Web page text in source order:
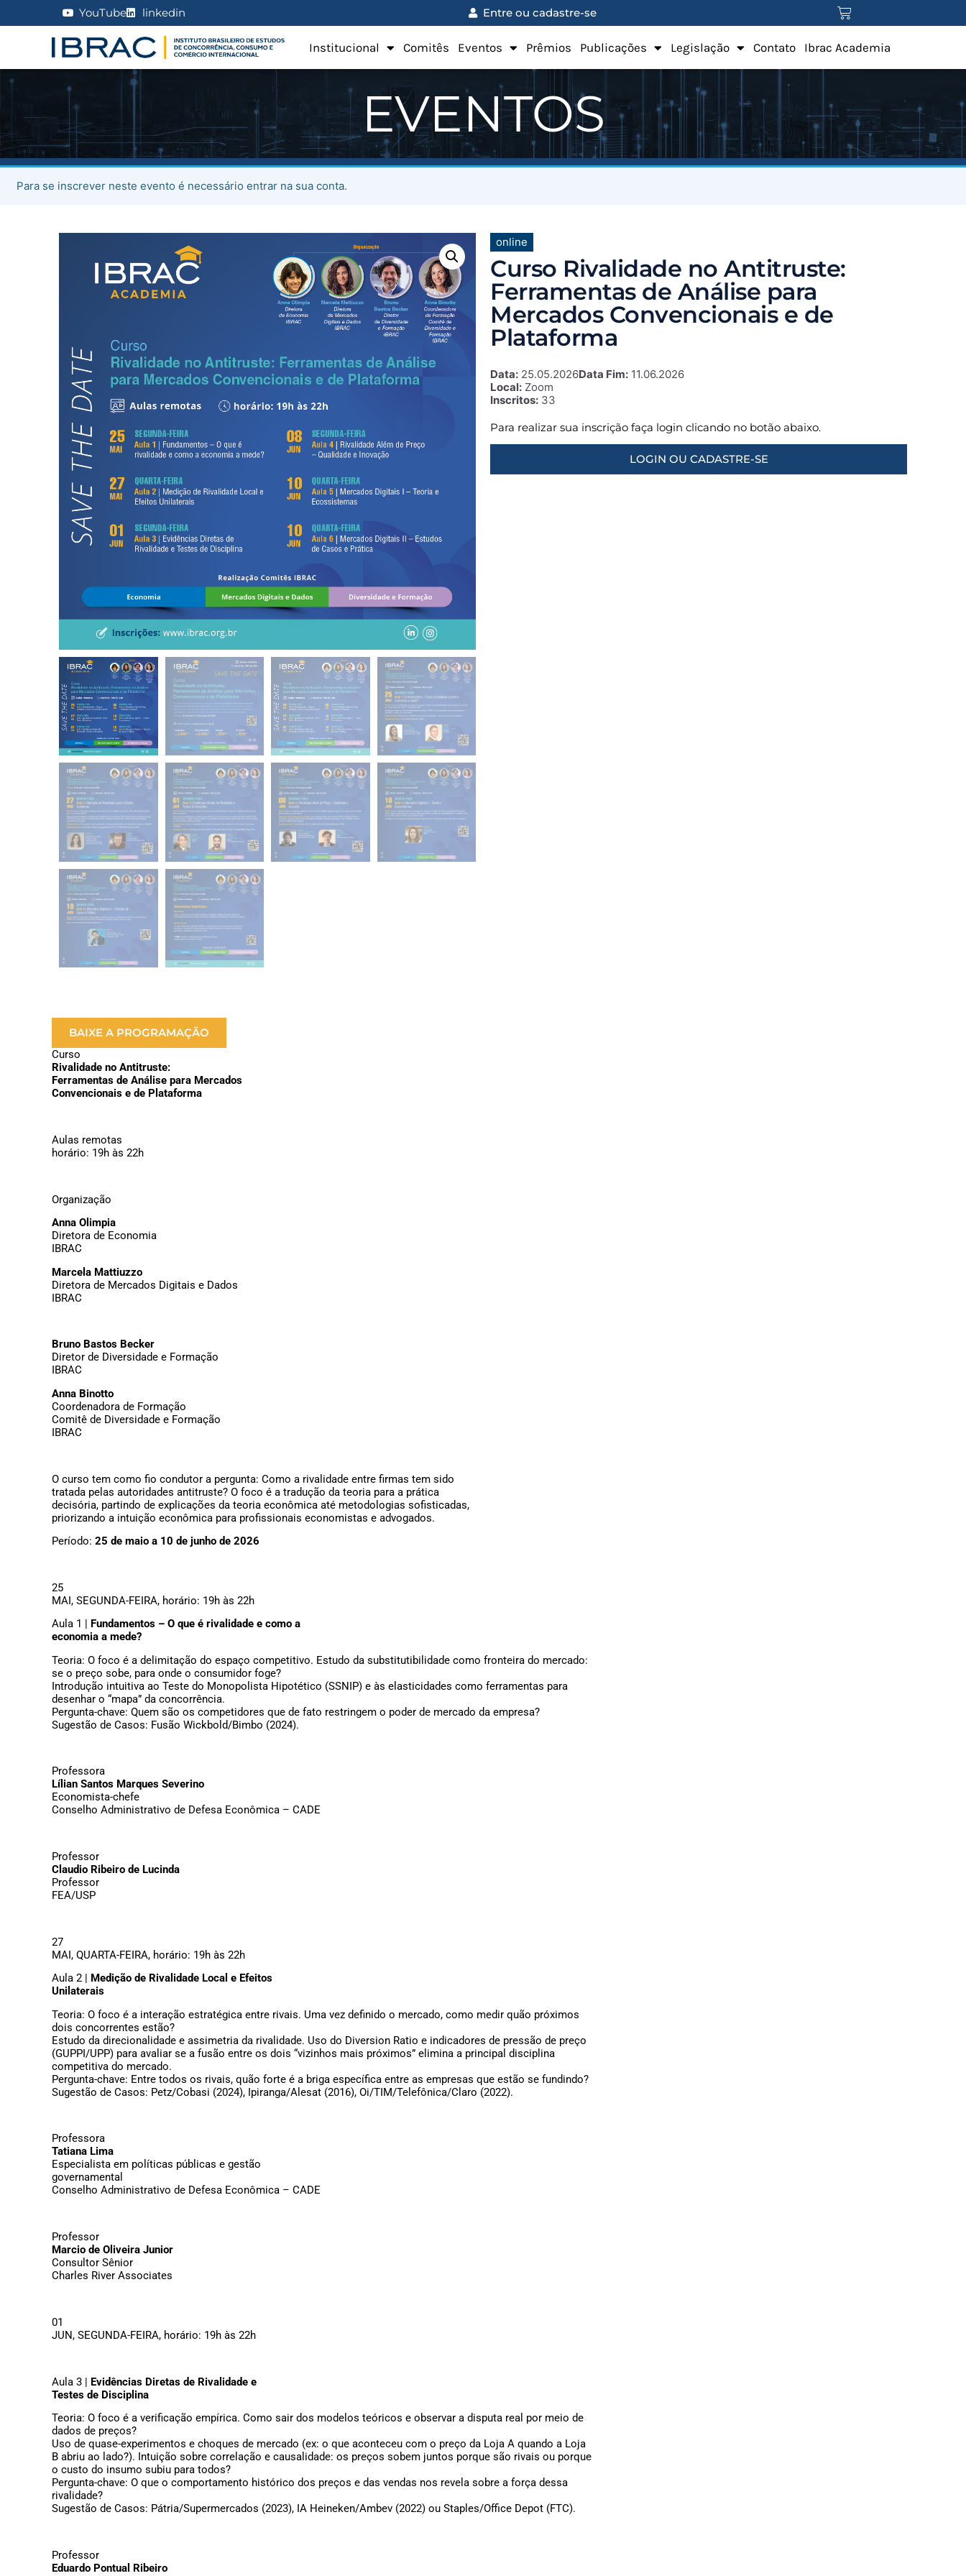
YouTube linkedin Entre ou cadastre-se
Institucional Comitês Eventos Prêmios Publicações Legislação Contato Ibrac Academia
EVENTOS
Para se inscrever neste evento é necessário entrar na sua conta.
online
Curso Rivalidade no Antitruste:
Ferramentas de Análise para
Mercados Convencionais e de
Plataforma
Data: 25.05.2026Data Fim: 11.06.2026
Local: Zoom
Inscritos: 33
Para realizar sua inscrição faça login clicando no botão abaixo.
LOGIN OU CADASTRE-SE
BAIXE A PROGRAMAÇÃO
Curso
Rivalidade no Antitruste:
Ferramentas de Análise para Mercados
Convencionais e de Plataforma
Aulas remotas
horário: 19h às 22h
Organização
Anna Olimpia
Diretora de Economia
IBRAC
Marcela Mattiuzzo
Diretora de Mercados Digitais e Dados
IBRAC
Bruno Bastos Becker
Diretor de Diversidade e Formação
IBRAC
Anna Binotto
Coordenadora de Formação
Comitê de Diversidade e Formação
IBRAC
O curso tem como fio condutor a pergunta: Como a rivalidade entre firmas tem sido
tratada pelas autoridades antitruste? O foco é a tradução da teoria para a prática
decisória, partindo de explicações da teoria econômica até metodologias sofisticadas,
priorizando a intuição econômica para profissionais economistas e advogados.
Período: 25 de maio a 10 de junho de 2026
25
MAI, SEGUNDA-FEIRA, horário: 19h às 22h
Aula 1 | Fundamentos – O que é rivalidade e como a
economia a mede?
Teoria: O foco é a delimitação do espaço competitivo. Estudo da substitutibilidade como fronteira do mercado:
se o preço sobe, para onde o consumidor foge?
Introdução intuitiva ao Teste do Monopolista Hipotético (SSNIP) e às elasticidades como ferramentas para
desenhar o “mapa” da concorrência.
Pergunta-chave: Quem são os competidores que de fato restringem o poder de mercado da empresa?
Sugestão de Casos: Fusão Wickbold/Bimbo (2024).
Professora
Lílian Santos Marques Severino
Economista-chefe
Conselho Administrativo de Defesa Econômica – CADE
Professor
Claudio Ribeiro de Lucinda
Professor
FEA/USP
27
MAI, QUARTA-FEIRA, horário: 19h às 22h
Aula 2 | Medição de Rivalidade Local e Efeitos
Unilaterais
Teoria: O foco é a interação estratégica entre rivais. Uma vez definido o mercado, como medir quão próximos
dois concorrentes estão?
Estudo da direcionalidade e assimetria da rivalidade. Uso do Diversion Ratio e indicadores de pressão de preço
(GUPPI/UPP) para avaliar se a fusão entre os dois “vizinhos mais próximos” elimina a principal disciplina
competitiva do mercado.
Pergunta-chave: Entre todos os rivais, quão forte é a briga específica entre as empresas que estão se fundindo?
Sugestão de Casos: Petz/Cobasi (2024), Ipiranga/Alesat (2016), Oi/TIM/Telefônica/Claro (2022).
Professora
Tatiana Lima
Especialista em políticas públicas e gestão
governamental
Conselho Administrativo de Defesa Econômica – CADE
Professor
Marcio de Oliveira Junior
Consultor Sênior
Charles River Associates
01
JUN, SEGUNDA-FEIRA, horário: 19h às 22h
Aula 3 | Evidências Diretas de Rivalidade e
Testes de Disciplina
Teoria: O foco é a verificação empírica. Como sair dos modelos teóricos e observar a disputa real por meio de
dados de preços?
Uso de quase-experimentos e choques de mercado (ex: o que aconteceu com o preço da Loja A quando a Loja
B abriu ao lado?). Intuição sobre correlação e causalidade: os preços sobem juntos porque são rivais ou porque
o custo do insumo subiu para todos?
Pergunta-chave: O que o comportamento histórico dos preços e das vendas nos revela sobre a força dessa
rivalidade?
Sugestão de Casos: Pátria/Supermercados (2023), IA Heineken/Ambev (2022) ou Staples/Office Depot (FTC).
Professor
Eduardo Pontual Ribeiro